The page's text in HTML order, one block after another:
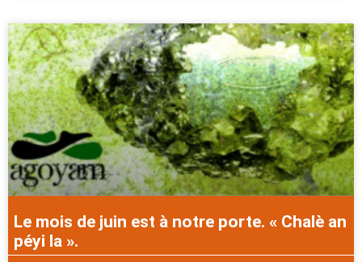
Le mois de juin est à notre porte. « Chalè an
péyi la ».